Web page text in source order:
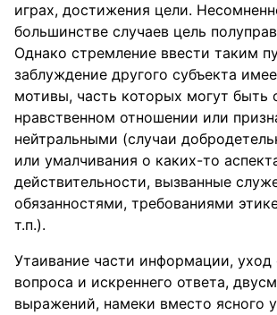
играх, достижения цели.
большинстве случаев цель
Однако стремление ввести таким
заблуждение другого субъекта
мотивы, часть которых могут быть
нравственном отношении или
нейтральными (случаи
или умалчивания о каких-то
действительности, вызванные
обязанностями, требованиями
т.п.).
Утаивание части информации, уход
вопроса и искреннего ответа,
выражений, намеки вместо ясного